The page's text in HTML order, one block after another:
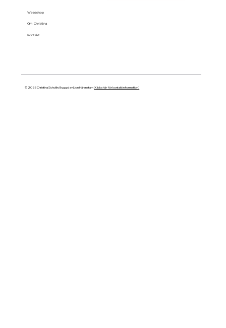
Webbshop
Om Christina
Kontakt
© 2025 Christina Schollin. Byggd av Lion Härenstam(Klicka här för kontaktinformation)